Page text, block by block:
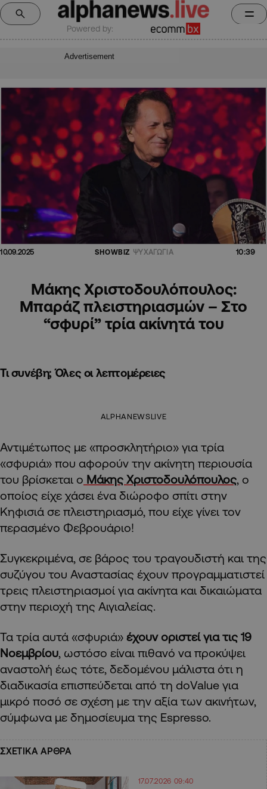
Powered by:
Advertisement
10.09.2025 SHOWBIZ ΨΥΧΑΓΩΓΙΑ 10:39
Μάκης Χριστοδουλόπουλος:
Μπαράζ πλειστηριασμών – Στο
“σφυρί” τρία ακίνητά του
Τι συνέβη; Όλες οι λεπτομέρειες
ALPHANEWSLIVE
Αντιμέτωπος με «προσκλητήριο» για τρία
«σφυριά» που αφορούν την ακίνητη περιουσία
του βρίσκεται ο Μάκης Χριστοδουλόπουλος, ο
οποίος είχε χάσει ένα διώροφο σπίτι στην
Κηφισιά σε πλειστηριασμό, που είχε γίνει τον
περασμένο Φεβρουάριο!
Συγκεκριμένα, σε βάρος του τραγουδιστή και της
συζύγου του Αναστασίας έχουν προγραμματιστεί
τρεις πλειστηριασμοί για ακίνητα και δικαιώματα
στην περιοχή της Αιγιαλείας.
Τα τρία αυτά «σφυριά» έχουν οριστεί για τις 19
Νοεμβρίου, ωστόσο είναι πιθανό να προκύψει
αναστολή έως τότε, δεδομένου μάλιστα ότι η
διαδικασία επισπεύδεται από τη doValue για
μικρό ποσό σε σχέση με την αξία των ακινήτων,
σύμφωνα με δημοσίευμα της Espresso.
ΣΧΕΤΙΚΑ ΑΡΘΡΑ
17.07.2026 09:40